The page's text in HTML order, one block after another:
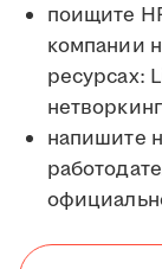
поищите
компании
ресурсах:
напишите